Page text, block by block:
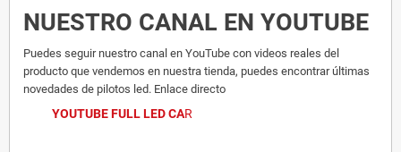
NUESTRO CANAL EN YOUTUBE
Puedes seguir nuestro canal en YouTube con videos reales del
producto que vendemos en nuestra tienda, puedes encontrar últimas
novedades de pilotos led. Enlace directo
YOUTUBE FULL LED CAR